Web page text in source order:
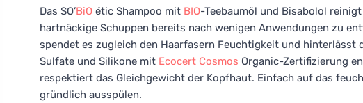
Das SO’BiO étic Shampoo mit BIO-Teebaumöl und Bisabolol
hartnäckige Schuppen bereits nach wenigen Anwendungen zu
spendet es zugleich den Haarfasern Feuchtigkeit und hinterlässt
Sulfate und Silikone mit Ecocert Cosmos Organic-Zertifizierung
respektiert das Gleichgewicht der Kopfhaut. Einfach auf das
gründlich ausspülen.